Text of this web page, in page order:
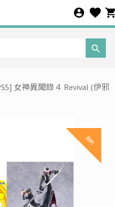
女神異聞錄４ Revival (伊邪
預約